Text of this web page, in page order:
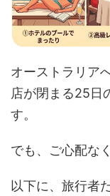
オーストラリア
店が閉まる25日
す。
でも、ご心配な
以下に、旅行者